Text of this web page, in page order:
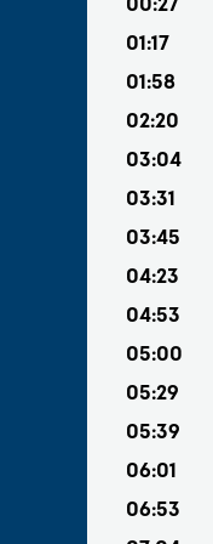
00:27
01:17
01:58
02:20
03:04
03:31
03:45
04:23
04:53
05:00
05:29
05:39
06:01
06:53